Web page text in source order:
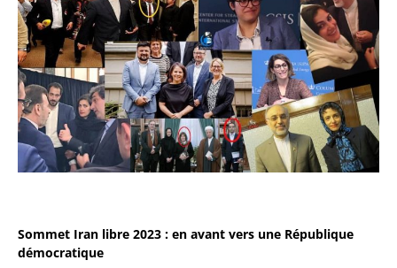
Sommet Iran libre 2023 : en avant vers une République
démocratique